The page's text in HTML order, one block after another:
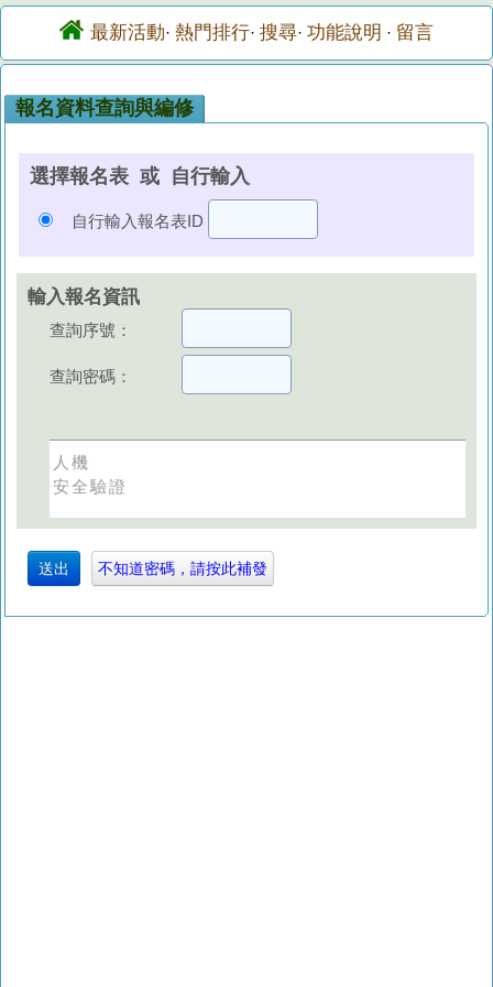
最新活動· 熱門排行· 搜尋· 功能說明 · 留言
報名資料查詢與編修
選擇報名表 或 自行輸入
自行輸入報名表ID
輸入報名資訊
查詢序號：
查詢密碼：
人機
安全驗證